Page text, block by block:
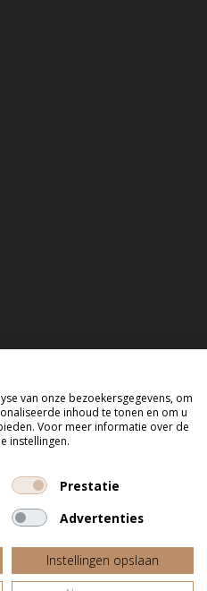
Fastware
van onze bezoekersgegevens, om
inhoud te tonen en om u
Voor meer informatie over de
instellingen.
Prestatie
Advertenties
Instellingen opslaan